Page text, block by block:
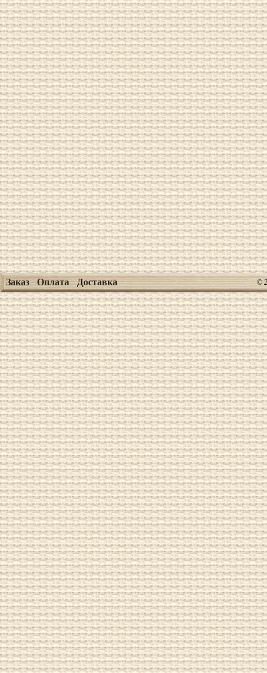
Заказ Оплата Доставка ©